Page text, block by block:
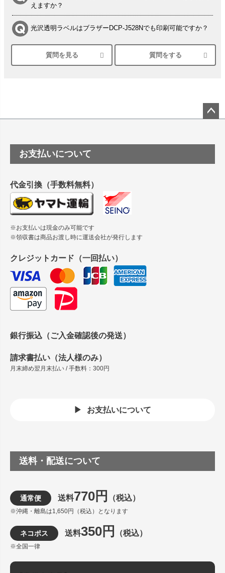
えますか？
光沢透明ラベルはブラザーDCP-J528Nでも印刷可能ですか？
シルバーペーパーにEPSON EP-30VAで印刷するときの設定
は？
塩ビのロール紙で離型紙が透明の商品はありますか
つや消し半透明ラベルのロールタイプはありますか？
縦420mm×横650mmの包装紙に適した紙はありますか？
質問を見る 質問をする
ップ
お支払いについて
代金引換（手数料無料）
※お支払いは現金のみ可能です
※領収書は商品お渡し時に運送会社が発行します
クレジットカード（一回払い）
銀行振込（ご入金確認後の発送）
請求書払い（法人様のみ）
月末締め翌月末払い / 手数料：300円
お支払いについて
送料・配送について
通常便 送料770円 （税込）
※沖縄・離島は1,650円（税込）となります
ネコポス 送料350円 （税込）
※全国一律